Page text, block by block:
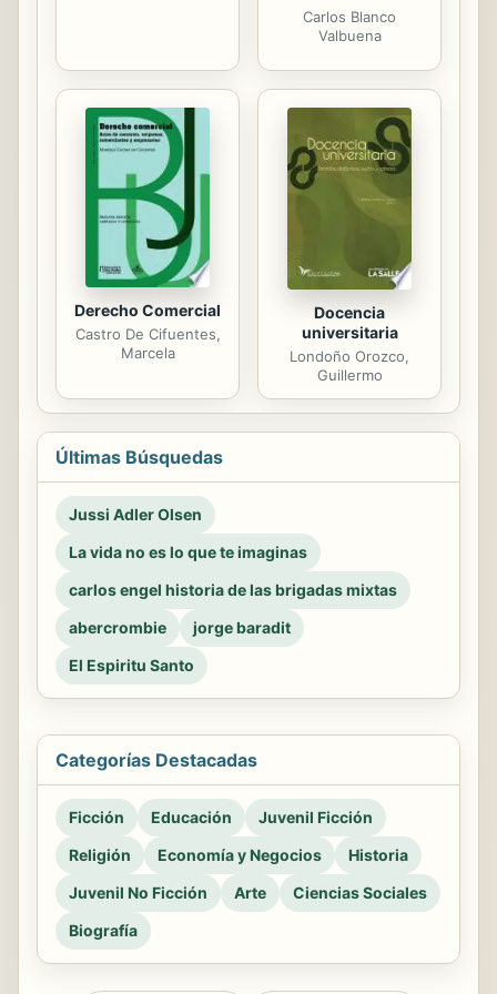
Carlos Blanco
Valbuena
Derecho Comercial
Castro De Cifuentes,
Marcela
Docencia
universitaria
Londoño Orozco,
Guillermo
Últimas Búsquedas
Jussi Adler Olsen
La vida no es lo que te imaginas
carlos engel historia de las brigadas mixtas
abercrombie
jorge baradit
El Espiritu Santo
Categorías Destacadas
Ficción Educación
Juvenil Ficción
Religión
Economía y Negocios
Historia
Juvenil No Ficción
Arte
Ciencias Sociales
Biografía